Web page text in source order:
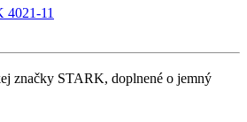
4021-11
značky STARK, doplnené o jemný